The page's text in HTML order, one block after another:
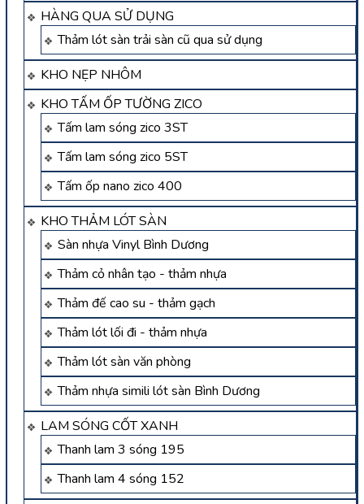
HÀNG QUA SỬ DỤNG
Thảm lót sàn trải sàn cũ qua sử dụng
KHO NẸP NHÔM
KHO TẤM ỐP TƯỜNG ZICO
Tấm lam sóng zico 3ST
Tấm lam sóng zico 5ST
Tấm ốp nano zico 400
KHO THẢM LÓT SÀN
Sàn nhựa Vinyl Bình Dương
Thảm cỏ nhân tạo - thảm nhựa
Thảm đế cao su - thảm gạch
Thảm lót lối đi - thảm nhựa
Thảm lót sàn văn phòng
Thảm nhựa simili lót sàn Bình Dương
LAM SÓNG CỐT XANH
Thanh lam 3 sóng 195
Thanh lam 4 sóng 152